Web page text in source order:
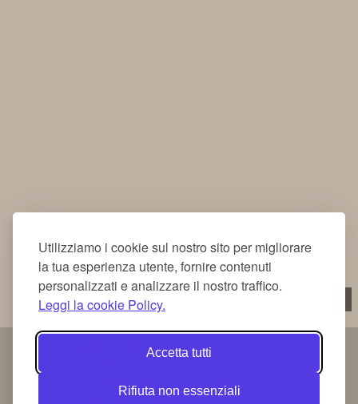
Utilizziamo i cookie sul nostro sito per migliorare
la tua esperienza utente, fornire contenuti
personalizzati e analizzare il nostro traffico.
Leggi la cookie Policy.
Accetta tutti
Rifiuta non essenziali
Schreiber Collezioni S.a.S.
tel. e fax +39 011 836 487